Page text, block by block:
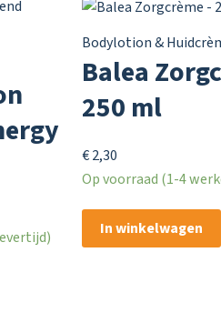
Bodylotion &
Balea
250 ml
€2,30
Op voorraad (1-4
In winkelwagen